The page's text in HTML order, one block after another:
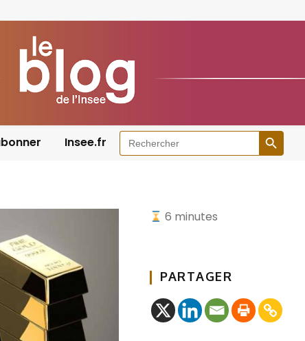
Insee.fr Search
for:
Search Button
6 minutes
PARTAGER